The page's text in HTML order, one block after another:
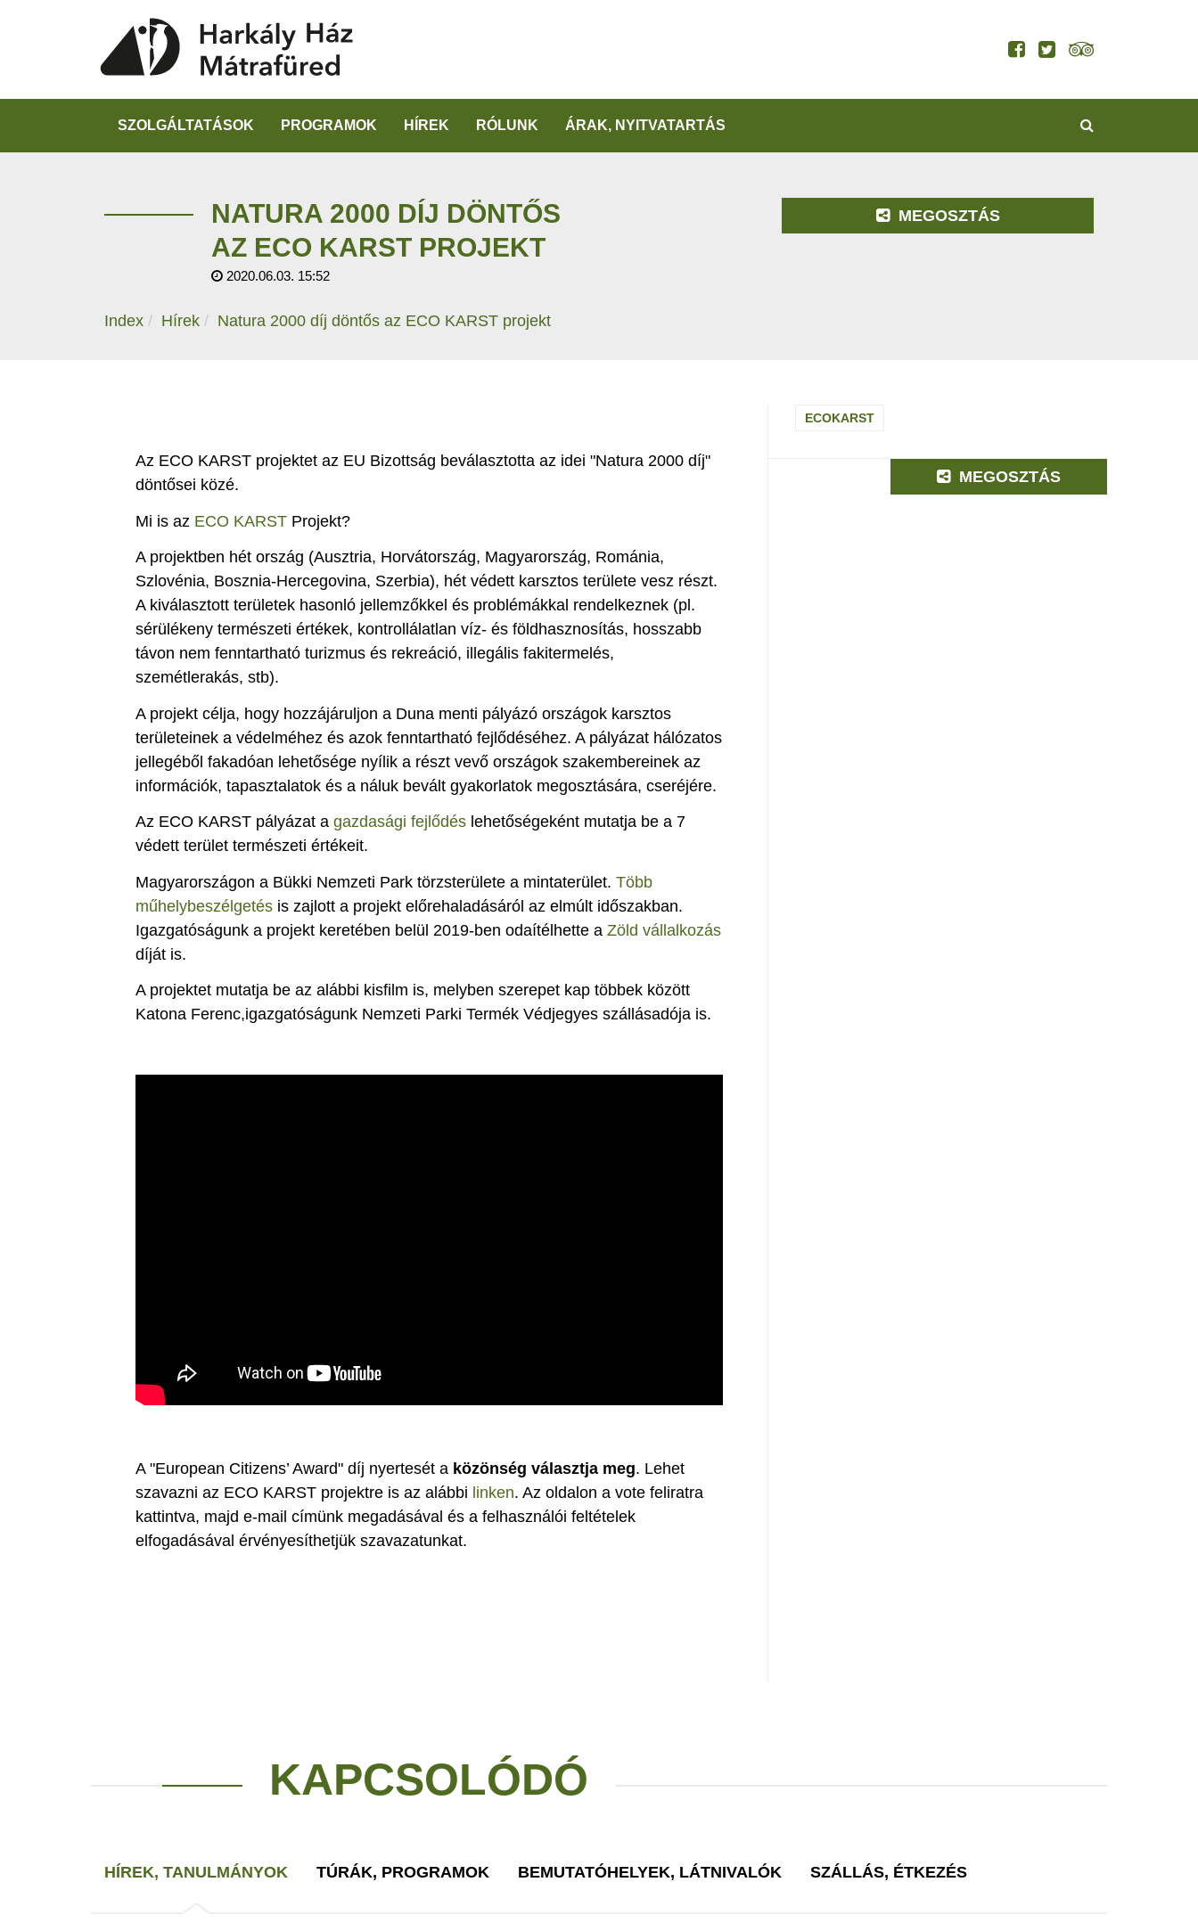
SZOLGÁLTATÁSOK PROGRAMOK HÍREK RÓLUNK ÁRAK, NYITVATARTÁS
NATURA 2000 DÍJ DÖNTŐS
AZ ECO KARST PROJEKT
2020.06.03. 15:52
Index Hírek Natura 2000 díj döntős az ECO KARST projekt
MEGOSZTÁS
Az ECO KARST projektet az EU Bizottság beválasztotta az idei "Natura 2000 díj"
döntősei közé.
Mi is az ECO KARST Projekt?
A projektben hét ország (Ausztria, Horvátország, Magyarország, Románia,
Szlovénia, Bosznia-Hercegovina, Szerbia), hét védett karsztos területe vesz részt.
A kiválasztott területek hasonló jellemzőkkel és problémákkal rendelkeznek (pl.
sérülékeny természeti értékek, kontrollálatlan víz- és földhasznosítás, hosszabb
távon nem fenntartható turizmus és rekreáció, illegális fakitermelés,
szemétlerakás, stb).
A projekt célja, hogy hozzájáruljon a Duna menti pályázó országok karsztos
területeinek a védelméhez és azok fenntartható fejlődéséhez. A pályázat hálózatos
jellegéből fakadóan lehetősége nyílik a részt vevő országok szakembereinek az
információk, tapasztalatok és a náluk bevált gyakorlatok megosztására, cseréjére.
Az ECO KARST pályázat a gazdasági fejlődés lehetőségeként mutatja be a 7
védett terület természeti értékeit.
Magyarországon a Bükki Nemzeti Park törzsterülete a mintaterület. Több
műhelybeszélgetés is zajlott a projekt előrehaladásáról az elmúlt időszakban.
Igazgatóságunk a projekt keretében belül 2019-ben odaítélhette a Zöld vállalkozás
díját is.
A projektet mutatja be az alábbi kisfilm is, melyben szerepet kap többek között
Katona Ferenc,igazgatóságunk Nemzeti Parki Termék Védjegyes szállásadója is.
A "European Citizens’ Award" díj nyertesét a közönség választja meg. Lehet
szavazni az ECO KARST projektre is az alábbi linken. Az oldalon a vote feliratra
kattintva, majd e-mail címünk megadásával és a felhasználói feltételek
elfogadásával érvényesíthetjük szavazatunkat.
ECOKARST
MEGOSZTÁS
KAPCSOLÓDÓ
HÍREK, TANULMÁNYOK TÚRÁK, PROGRAMOK BEMUTATÓHELYEK, LÁTNIVALÓK SZÁLLÁS, ÉTKEZÉS